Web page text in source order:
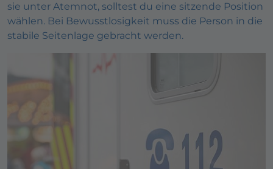
sie unter Atemnot, solltest du eine sitzende Position
wählen. Bei Bewusstlosigkeit muss die Person in die
stabile Seitenlage gebracht werden.